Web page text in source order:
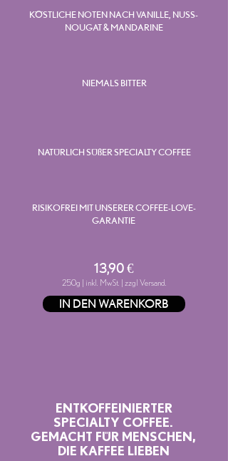
KÖSTLICHE NOTEN NACH VANILLE, NUSS-
NOUGAT & MANDARINE
NIEMALS BITTER
NATÜRLICH SÜßER SPECIALTY COFFEE
RISIKOFREI MIT UNSERER COFFEE-LOVE-
GARANTIE
13,90 €
250g | inkl. MwSt. | zzgl Versand.
IN DEN WARENKORB
ENTKOFFEINIERTER
SPECIALTY COFFEE.
GEMACHT FÜR MENSCHEN,
DIE KAFFEE LIEBEN